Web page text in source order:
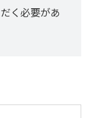
く必要があ